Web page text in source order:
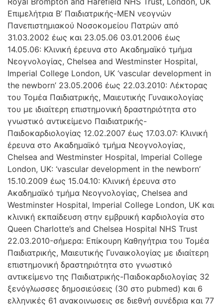
Επιμελήτρια Β’ Παιδιατρικής-ΜΕΝ νεογνών
Πανεπιστημιακού Νοσοκομείου Πατρών από
31.03.2002 έως και 23.05.06 03.01.2006 έως
14.05.06: Kλινική έρευνα στο Ακαδημαϊκό τμήμα
Νεογνολογίας, Chelsea and Westminster Hospital,
Imperial College London, UK ‘vascular development in
the newborn’ 23.05.2006 έως 22.03.2010: Λέκτορας
του Τομέα Παιδιατρικής, Μαιευτικής Γυναικολογίας
του με ιδιαίτερη επιστημονική δραστηριότητα στο
γνωστικό αντικείμενο Παιδιατρικής-
Παιδοκαρδιολογίας 12.02.2007 έως 17.03.07: Kλινική
έρευνα στο Ακαδημαϊκό τμήμα Νεογνολογίας,
Chelsea and Westminster Hospital, Imperial College
London, UK: ‘vascular development in the newborn’
15.10.2009 έως 15.04.10: Kλινική έρευνα στο
Ακαδημαϊκό τμήμα Νεογνολογίας, Chelsea and
Westminster Hospital, Imperial College London, UK και
κλινική εκπαίδευση στην εμβρυική καρδιολογία στο
Queen Charlotte’s and Chelsea Hospital NHS Trust
22.03.2010-σήμερα: Επίκουρη Καθηγήτρια του Τομέα
Παιδιατρικής, Μαιευτικής Γυναικολογίας με ιδιαίτερη
επιστημονική δραστηριότητα στο γνωστικό
αντικείμενο της Παιδιατρικής-Παιδοκαρδιολογίας 32
ξενόγλωσσες δημοσιεύσεις (30 στο pubmed) και 6
ελληνικές 61 ανακοινωσεις σε διεθνή συνέδρια και 77